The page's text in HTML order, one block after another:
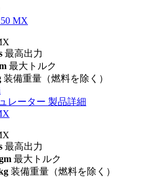
MX
最高出力
最大トルク
装備重量（燃料を除く）
レーター 製品詳細
最高出力
最大トルク
装備重量（燃料を除く）